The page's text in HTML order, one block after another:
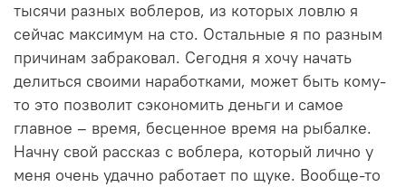
тысячи разных воблеров, из которых ловлю я
сейчас максимум на сто. Остальные я по разным
причинам забраковал. Сегодня я хочу начать
делиться своими наработками, может быть кому-
то это позволит сэкономить деньги и самое
главное – время, бесценное время на рыбалке.
Начну свой рассказ с воблера, который лично у
меня очень удачно работает по щуке. Вообще-то